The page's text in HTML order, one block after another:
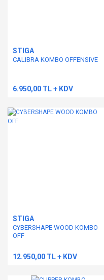
STIGA
CALIBRA KOMBO OFFENSIVE
6.950,00 TL + KDV
STIGA
CYBERSHAPE WOOD KOMBO
OFF
12.950,00 TL + KDV